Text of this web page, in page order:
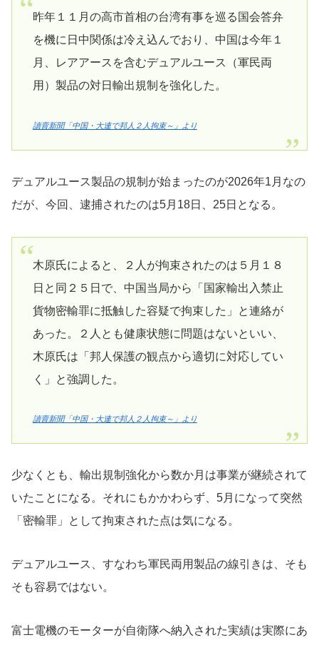
昨年１１月の高市首相の台湾有事を巡る国会答弁
を機に日中関係は冷え込んでおり、中国は今年１
月、レアアースを含むデュアルユース（軍民両
用）製品の対日輸出規制を強化した。
讀賣新聞「中国・大連で邦人２人拘束～」より
デュアルユース製品の規制が始まったのが2026年1月なの
だが、今回、逮捕されたのは5月18日、25日となる。
木原氏によると、２人が拘束されたのは５月１８
日と同２５日で、中国当局から「国家輸出入禁止
貨物密輸罪に抵触した容疑で拘束した」と連絡が
あった。２人とも健康状態に問題はないといい、
木原氏は「邦人保護の観点から適切に対応してい
く」と強調した。
讀賣新聞「中国・大連で邦人２人拘束～」より
少なくとも、輸出規制強化から数か月は事業が継続されて
いたことになる。それにもかかわらず、5月になって突然
「密輸罪」として拘束された点は気になる。
デュアルユース、すなわち軍民両用製品の線引きは、そも
そも容易ではない。
富士電機のモーターが自衛隊へ納入された実績は実際にあ